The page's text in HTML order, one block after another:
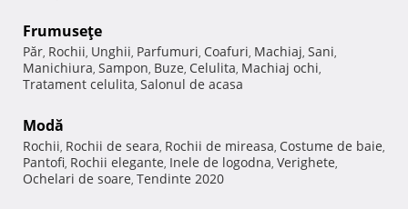
Frumuseţe
Păr, Rochii, Unghii, Parfumuri, Coafuri, Machiaj, Sani,
Manichiura, Sampon, Buze, Celulita, Machiaj ochi,
Tratament celulita, Salonul de acasa
Modă
Rochii, Rochii de seara, Rochii de mireasa, Costume de baie,
Pantofi, Rochii elegante, Inele de logodna, Verighete,
Ochelari de soare, Tendinte 2020